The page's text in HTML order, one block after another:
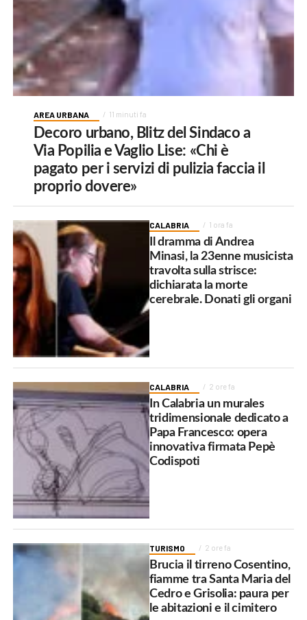
AREA URBANA 11 minuti fa
Decoro urbano, Blitz del Sindaco a
Via Popilia e Vaglio Lise: «Chi è
pagato per i servizi di pulizia faccia il
proprio dovere»
CALABRIA 1 ora fa
Il dramma di Andrea
Minasi, la 23enne musicista
travolta sulla strisce:
dichiarata la morte
cerebrale. Donati gli organi
CALABRIA 2 ore fa
In Calabria un murales
tridimensionale dedicato a
Papa Francesco: opera
innovativa firmata Pepè
Codispoti
TURISMO 2 ore fa
Brucia il tirreno Cosentino,
fiamme tra Santa Maria del
Cedro e Grisolia: paura per
le abitazioni e il cimitero